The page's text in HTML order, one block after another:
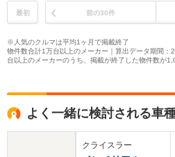
最初 前の30件
※人気のクルマは平均1ヶ月で掲載終了
物件数合計1万台以上のメーカー｜算出データ期間
台以上のメーカーのうち、掲載が終了した物件数が
よく一緒に検討される車
クライスラー